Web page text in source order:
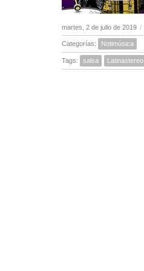
martes, 2 de julio de 2019 /
Categorías: Notimúsica
Tags: salsa Latinastereo